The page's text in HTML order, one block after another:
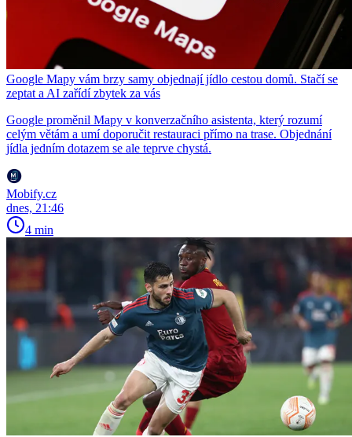
Google Mapy vám brzy samy objednají jídlo cestou domů. Stačí se
zeptat a AI zařídí zbytek za vás
Google proměnil Mapy v konverzačního asistenta, který rozumí
celým větám a umí doporučit restauraci přímo na trase. Objednání
jídla jedním dotazem se ale teprve chystá.
Mobify.cz
dnes, 21:46
4 min